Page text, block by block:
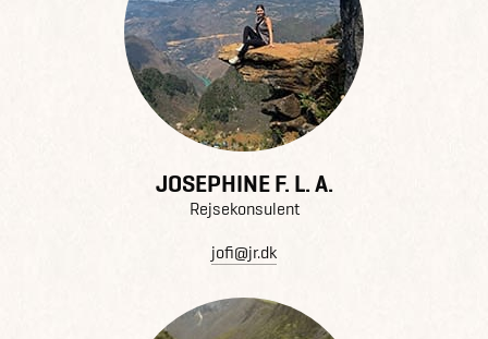
JOSEPHINE F. L. A.
Rejsekonsulent
jofi@jr.dk